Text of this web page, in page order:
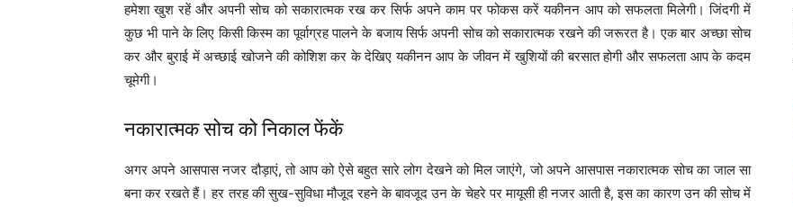
हमेशा खुश रहें और अपनी सोच को सकारात्मक रख कर सिर्फ अपने काम पर फोकस करें यकीनन आप को सफलता मिलेगी। जिंदगी में
कुछ भी पाने के लिए किसी किस्म का पूर्वाग्रह पालने के बजाय सिर्फ अपनी सोच को सकारात्मक रखने की जरूरत है। एक बार अच्छा सोच
कर और बुराई में अच्छाई खोजने की कोशिश कर के देखिए यकीनन आप के जीवन में खुशियों की बरसात होगी और सफलता आप के कदम
चूमेगी।
नकारात्मक सोच को निकाल फेंकें
अगर अपने आसपास नजर दौड़ाएं, तो आप को ऐसे बहुत सारे लोग देखने को मिल जाएंगे, जो अपने आसपास नकारात्मक सोच का जाल सा
बना कर रखते हैं। हर तरह की सुख-सुविधा मौजूद रहने के बावजूद उन के चेहरे पर मायूसी ही नजर आती है, इस का कारण उन की सोच में